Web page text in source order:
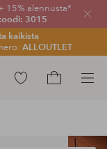
15% alennusta*
3015
kaikista
ALLOUTLET
Sulje
Siirry